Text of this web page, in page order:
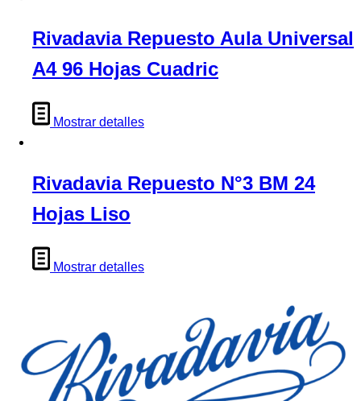
Rivadavia Repuesto Aula Universal
A4 96 Hojas Cuadric
Mostrar detalles
Rivadavia Repuesto N°3 BM 24
Hojas Liso
Mostrar detalles